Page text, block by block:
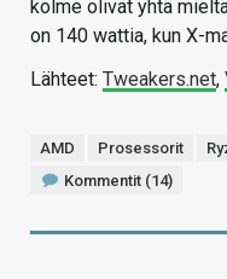
kolme olivat yhtä
on 140 wattia, kun X-
Lähteet: Tweakers.net,
AMD Prosessorit
Kommentit (14)